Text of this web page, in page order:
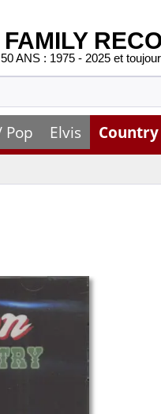
ANS : 1975 - 2025 et
Pop Elvis Country